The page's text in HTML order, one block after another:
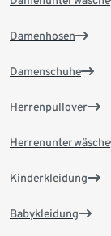
Damenhosen
Damenschuhe
Herrenpullover
Herrenunterwäsche
Kinderkleidung
Babykleidung